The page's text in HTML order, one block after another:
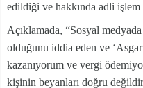
edildiği ve hakkında adli işlem
Açıklamada, “Sosyal
olduğunu iddia eden ve
kazanıyorum ve vergi
kişinin beyanları doğru